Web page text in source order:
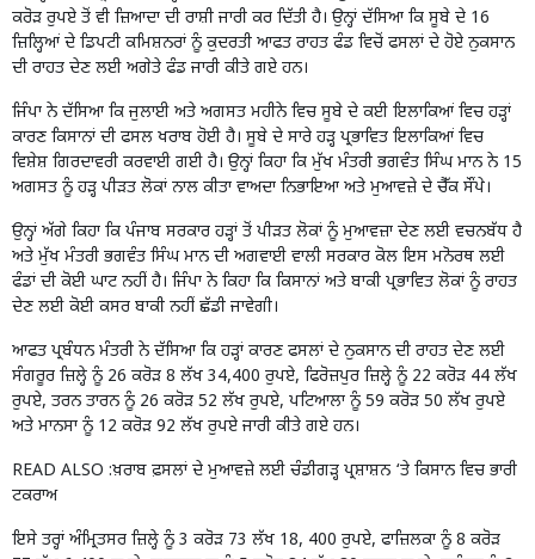
ਕਰੋੜ ਰੁਪਏ ਤੋਂ ਵੀ ਜ਼ਿਆਦਾ ਦੀ ਰਾਸ਼ੀ ਜਾਰੀ ਕਰ ਦਿੱਤੀ ਹੈ। ਉਨ੍ਹਾਂ ਦੱਸਿਆ ਕਿ ਸੂਬੇ ਦੇ 16
ਜ਼ਿਲ੍ਹਿਆਂ ਦੇ ਡਿਪਟੀ ਕਮਿਸ਼ਨਰਾਂ ਨੂੰ ਕੁਦਰਤੀ ਆਫਤ ਰਾਹਤ ਫੰਡ ਵਿਚੋਂ ਫਸਲਾਂ ਦੇ ਹੋਏ ਨੁਕਸਾਨ
ਦੀ ਰਾਹਤ ਦੇਣ ਲਈ ਅਗੇਤੇ ਫੰਡ ਜਾਰੀ ਕੀਤੇ ਗਏ ਹਨ।
ਜਿੰਪਾ ਨੇ ਦੱਸਿਆ ਕਿ ਜੁਲਾਈ ਅਤੇ ਅਗਸਤ ਮਹੀਨੇ ਵਿਚ ਸੂਬੇ ਦੇ ਕਈ ਇਲਾਕਿਆਂ ਵਿਚ ਹੜ੍ਹਾਂ
ਕਾਰਣ ਕਿਸਾਨਾਂ ਦੀ ਫਸਲ ਖਰਾਬ ਹੋਈ ਹੈ। ਸੂਬੇ ਦੇ ਸਾਰੇ ਹੜ੍ਹ ਪ੍ਰਭਾਵਿਤ ਇਲਾਕਿਆਂ ਵਿਚ
ਵਿਸ਼ੇਸ਼ ਗਿਰਦਾਵਰੀ ਕਰਵਾਈ ਗਈ ਹੈ। ਉਨ੍ਹਾਂ ਕਿਹਾ ਕਿ ਮੁੱਖ ਮੰਤਰੀ ਭਗਵੰਤ ਸਿੰਘ ਮਾਨ ਨੇ 15
ਅਗਸਤ ਨੂੰ ਹੜ੍ਹ ਪੀੜਤ ਲੋਕਾਂ ਨਾਲ ਕੀਤਾ ਵਾਅਦਾ ਨਿਭਾਇਆ ਅਤੇ ਮੁਆਵਜ਼ੇ ਦੇ ਚੈੱਕ ਸੌਂਪੇ।
ਉਨ੍ਹਾਂ ਅੱਗੇ ਕਿਹਾ ਕਿ ਪੰਜਾਬ ਸਰਕਾਰ ਹੜ੍ਹਾਂ ਤੋਂ ਪੀੜਤ ਲੋਕਾਂ ਨੂੰ ਮੁਆਵਜ਼ਾ ਦੇਣ ਲਈ ਵਚਨਬੱਧ ਹੈ
ਅਤੇ ਮੁੱਖ ਮੰਤਰੀ ਭਗਵੰਤ ਸਿੰਘ ਮਾਨ ਦੀ ਅਗਵਾਈ ਵਾਲੀ ਸਰਕਾਰ ਕੋਲ ਇਸ ਮਨੋਰਥ ਲਈ
ਫੰਡਾਂ ਦੀ ਕੋਈ ਘਾਟ ਨਹੀਂ ਹੈ। ਜਿੰਪਾ ਨੇ ਕਿਹਾ ਕਿ ਕਿਸਾਨਾਂ ਅਤੇ ਬਾਕੀ ਪ੍ਰਭਾਵਿਤ ਲੋਕਾਂ ਨੂੰ ਰਾਹਤ
ਦੇਣ ਲਈ ਕੋਈ ਕਸਰ ਬਾਕੀ ਨਹੀਂ ਛੱਡੀ ਜਾਵੇਗੀ।
ਆਫਤ ਪ੍ਰਬੰਧਨ ਮੰਤਰੀ ਨੇ ਦੱਸਿਆ ਕਿ ਹੜ੍ਹਾਂ ਕਾਰਣ ਫਸਲਾਂ ਦੇ ਨੁਕਸਾਨ ਦੀ ਰਾਹਤ ਦੇਣ ਲਈ
ਸੰਗਰੂਰ ਜ਼ਿਲ੍ਹੇ ਨੂੰ 26 ਕਰੋੜ 8 ਲੱਖ 34,400 ਰੁਪਏ, ਫਿਰੋਜ਼ਪੁਰ ਜ਼ਿਲ੍ਹੇ ਨੂੰ 22 ਕਰੋੜ 44 ਲੱਖ
ਰੁਪਏ, ਤਰਨ ਤਾਰਨ ਨੂੰ 26 ਕਰੋੜ 52 ਲੱਖ ਰੁਪਏ, ਪਟਿਆਲਾ ਨੂੰ 59 ਕਰੋੜ 50 ਲੱਖ ਰੁਪਏ
ਅਤੇ ਮਾਨਸਾ ਨੂੰ 12 ਕਰੋੜ 92 ਲੱਖ ਰੁਪਏ ਜਾਰੀ ਕੀਤੇ ਗਏ ਹਨ।
READ ALSO :ਖ਼ਰਾਬ ਫ਼ਸਲਾਂ ਦੇ ਮੁਆਵਜ਼ੇ ਲਈ ਚੰਡੀਗੜ੍ਹ ਪ੍ਰਸ਼ਾਸ਼ਨ ‘ਤੇ ਕਿਸਾਨ ਵਿਚ ਭਾਰੀ
ਟਕਰਾਅ
ਇਸੇ ਤਰ੍ਹਾਂ ਅੰਮ੍ਰਿਤਸਰ ਜ਼ਿਲ੍ਹੇ ਨੂੰ 3 ਕਰੋੜ 73 ਲੱਖ 18, 400 ਰੁਪਏ, ਫਾਜ਼ਿਲਕਾ ਨੂੰ 8 ਕਰੋੜ